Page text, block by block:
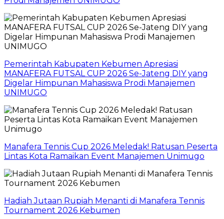
Pemerintah Kabupaten Kebumen Apresiasi
MANAFERA FUTSAL CUP 2026 Se-Jateng DIY yang
Digelar Himpunan Mahasiswa Prodi Manajemen
UNIMUGO
Manafera Tennis Cup 2026 Meledak! Ratusan Peserta
Lintas Kota Ramaikan Event Manajemen Unimugo
Hadiah Jutaan Rupiah Menanti di Manafera Tennis
Tournament 2026 Kebumen